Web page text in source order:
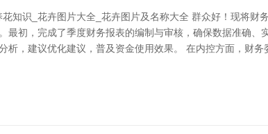
知识_花卉图片大全_花卉图片及名称大全 群众好！现将财
初，完成了季度财务报表的编制与审核，确保数据准确、
，建议优化建议，普及资金使用效果。 在内控方面，财